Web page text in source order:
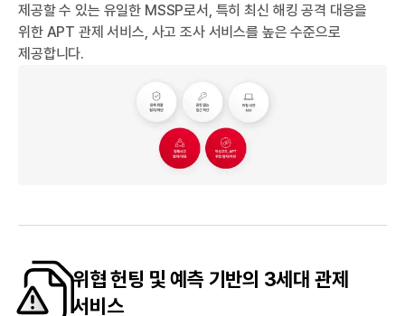
제공할 수 있는 유일한 MSSP로서, 특히 최신 해킹 공격 대응을
위한 APT 관제 서비스, 사고 조사 서비스를 높은 수준으로
제공합니다.
위협 헌팅 및 예측 기반의 3세대 관제
서비스